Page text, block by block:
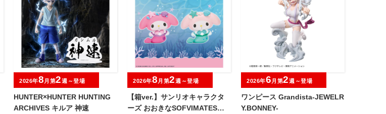
HUNTER×HUNTER HUNTING
ARCHIVES キルア 神速
2026年8 月第2週～登場
【箱ver.】サンリオキャラクタ
ーズ おおきなSOFVIMATES～
2026年8 月第2週～登場
ワンピース Grandista-JEWELR
Y.BONNEY-
2026年6 月第2週～登場